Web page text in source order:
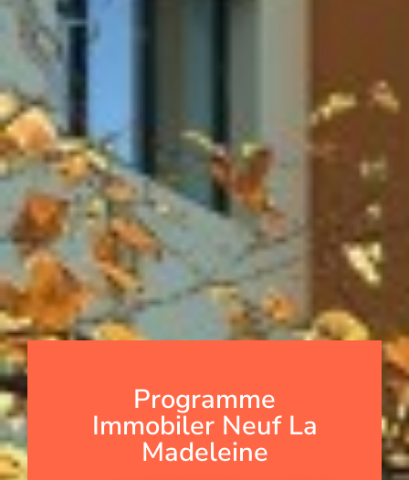
Programme
Immobiler Neuf La
Madeleine